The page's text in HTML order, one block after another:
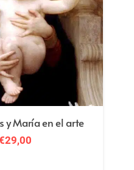
de pintura +
y